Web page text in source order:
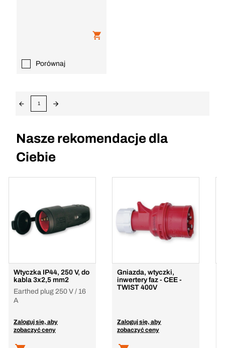
Porównaj
1
Nasze rekomendacje dla
Ciebie
Wtyczka IP44, 250 V, do
kabla 3x2,5 mm2
Earthed plug 250 V / 16
A
Zaloguj się, aby
zobaczyć ceny
Gniazda, wtyczki,
inwertery faz - CEE -
TWIST 400V
Zaloguj się, aby
zobaczyć ceny